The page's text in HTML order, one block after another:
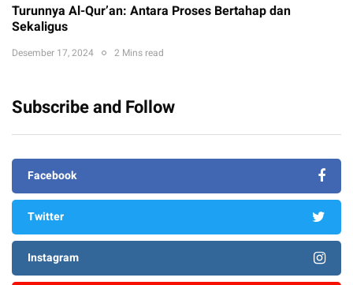
Turunnya Al-Qur’an: Antara Proses Bertahap dan
Sekaligus
Desember 17, 2024 2 Mins read
Subscribe and Follow
Facebook
Twitter
Instagram